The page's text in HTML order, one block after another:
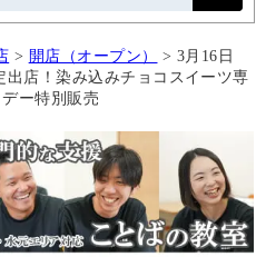
> 開店（オープン） > 3月16日
出店！染み込みチョコスイーツ専
ー特別販売